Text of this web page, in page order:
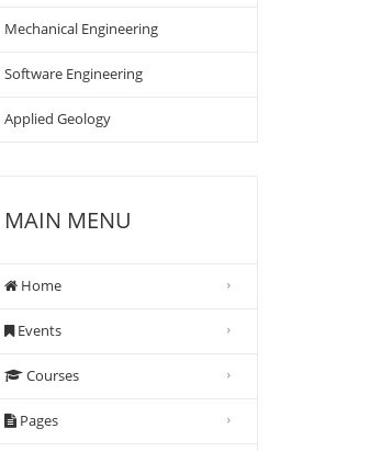
Mechanical Engineering
Software Engineering
Applied Geology
MAIN MENU
Home
Events
Courses
Pages